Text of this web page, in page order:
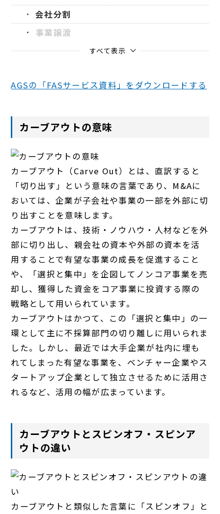
会社分割
事業譲渡
すべて表示
AGSの「FASサービス資料」をダウンロードする
カーブアウトの意味
カーブアウト（Carve Out）とは、直訳すると
「切り出す」という意味の言葉であり、M&Aに
おいては、企業が子会社や事業の一部を外部に切
り出すことを意味します。
カーブアウトは、技術・ノウハウ・人材などを外
部に切り出し、親会社の資本や外部の資本を活
用することで有望な事業の成長を促進すること
や、「選択と集中」を企図してノンコア事業を売
却し、獲得した資金をコア事業に投資する際の
戦略として用いられています。
カーブアウトはかつて、この「選択と集中」の一
環として主に不採算部門の切り離しに用いられま
した。しかし、最近では大手企業が社内に埋も
れてしまった有望な事業を、ベンチャー企業やス
タートアップ企業として独立させるために活用さ
れるなど、活用の幅が広まっています。
カーブアウトとスピンオフ・スピンア
ウトの違い
カーブアウトと類似した言葉に「スピンオフ」と